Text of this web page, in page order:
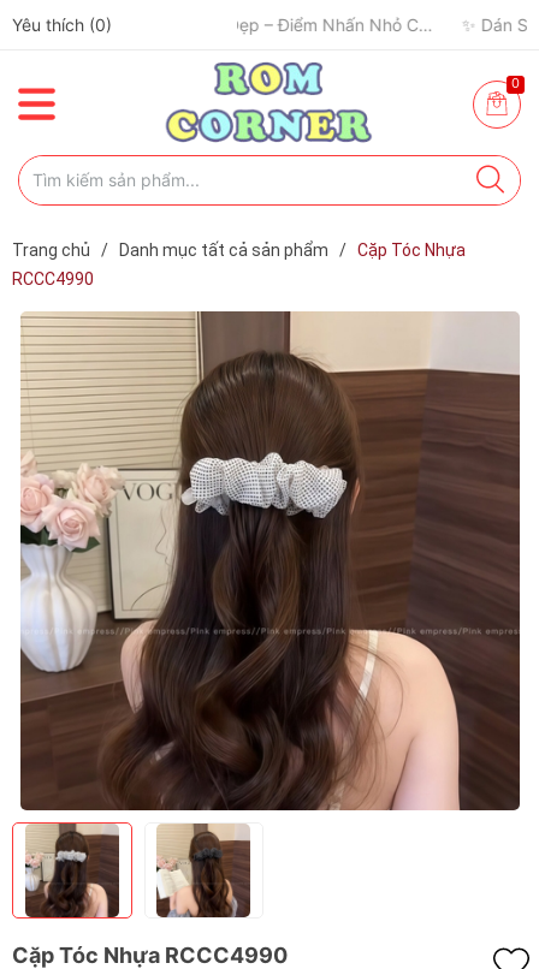
Yêu thích (0)
0
Trang chủ / Danh mục tất cả sản phẩm / Cặp Tóc Nhựa
RCCC4990
Cặp Tóc Nhựa RCCC4990